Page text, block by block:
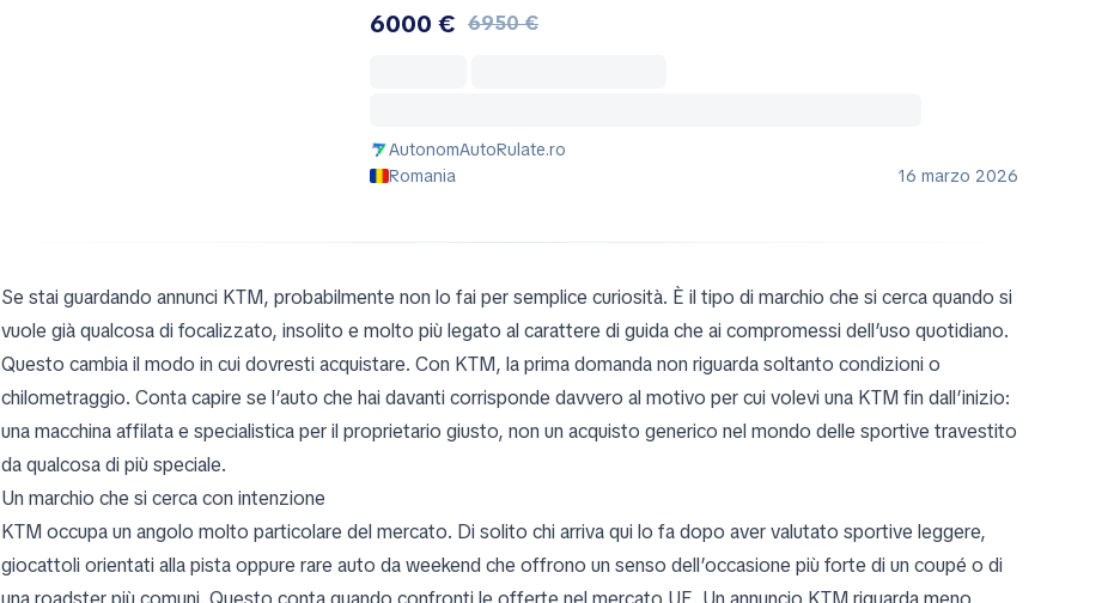
6000 € 6950 €
AutonomAutoRulate.ro
Romania
16 marzo 2026
Se stai guardando annunci KTM, probabilmente non lo fai per semplice curiosità. È il tipo di marchio che si cerca quando si
vuole già qualcosa di focalizzato, insolito e molto più legato al carattere di guida che ai compromessi dell’uso quotidiano.
Questo cambia il modo in cui dovresti acquistare. Con KTM, la prima domanda non riguarda soltanto condizioni o
chilometraggio. Conta capire se l’auto che hai davanti corrisponde davvero al motivo per cui volevi una KTM fin dall’inizio:
una macchina affilata e specialistica per il proprietario giusto, non un acquisto generico nel mondo delle sportive travestito
da qualcosa di più speciale.
Un marchio che si cerca con intenzione
KTM occupa un angolo molto particolare del mercato. Di solito chi arriva qui lo fa dopo aver valutato sportive leggere,
giocattoli orientati alla pista oppure rare auto da weekend che offrono un senso dell’occasione più forte di un coupé o di